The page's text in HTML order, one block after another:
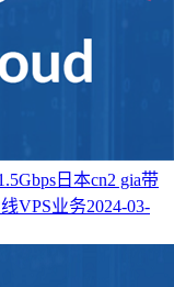
日本cn2 gia带
VPS业务2024-03-